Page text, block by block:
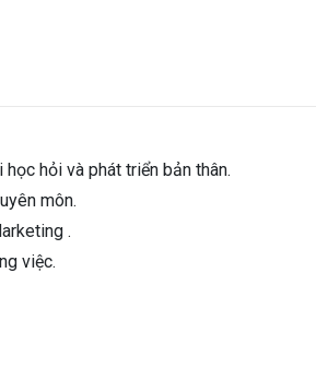
hỏi và phát triển bản thân.
môn.
.
việc.